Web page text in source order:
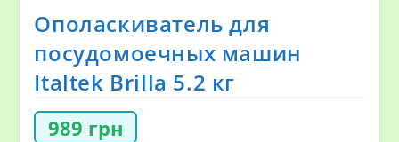
Ополаскиватель для
посудомоечных машин
Italtek Brilla 5.2 кг
989 грн